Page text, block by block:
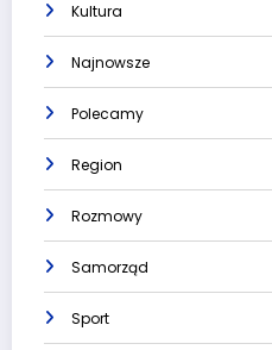
Kultura
Najnowsze
Polecamy
Region
Rozmowy
Samorząd
Sport